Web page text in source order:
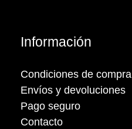
Información
Condiciones de compra
Envíos y devoluciones
Pago seguro
Contacto